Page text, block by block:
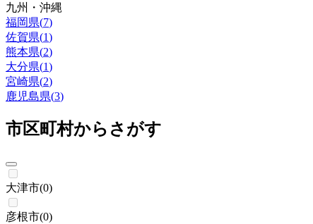
九州・沖縄
福岡県(7)
佐賀県(1)
熊本県(2)
大分県(1)
宮崎県(2)
鹿児島県(3)
市区町村からさがす
大津市(0)
彦根市(0)